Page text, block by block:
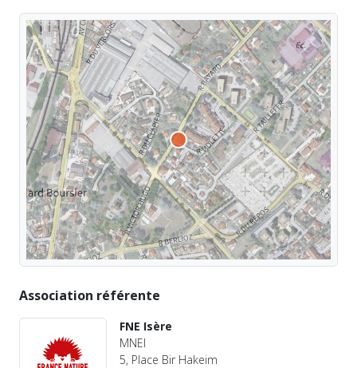
Association référente
FNE Isère
MNEI
5, Place Bir Hakeim